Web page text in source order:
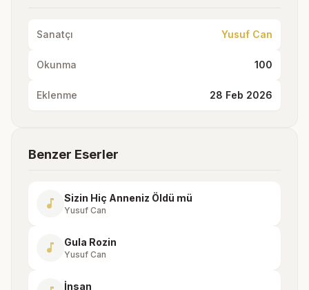
Sanatçı Yusuf Can
Okunma 100
Eklenme 28 Feb 2026
Benzer Eserler
music_note Sizin Hiç Anneniz Öldü mü
Yusuf Can
music_note Gula Rozin
Yusuf Can
İnsan